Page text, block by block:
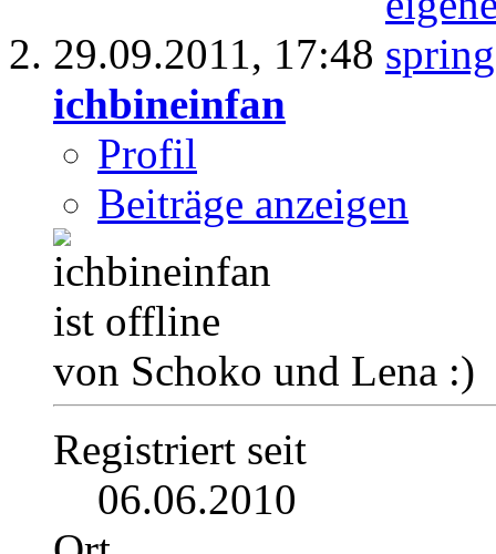
29.09.2011, 17:48
ichbineinfan
Profil
Beiträge anzeigen
von Schoko und Lena :)
Registriert seit
06.06.2010